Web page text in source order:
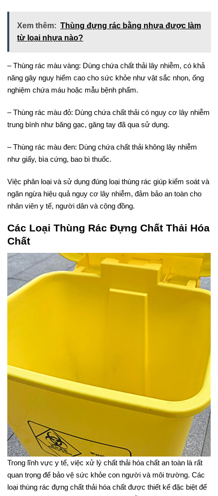
Xem thêm: Thùng đựng rác bằng nhựa được làm
từ loại nhựa nào?
– Thùng rác màu vàng: Dùng chứa chất thải lây nhiễm, có khả
năng gây nguy hiểm cao cho sức khỏe như vật sắc nhọn, ống
nghiệm chứa máu hoặc mẫu bệnh phẩm.
– Thùng rác màu đỏ: Dùng chứa chất thải có nguy cơ lây nhiễm
trung bình như băng gạc, găng tay đã qua sử dụng.
– Thùng rác màu đen: Dùng chứa chất thải không lây nhiễm
như giấy, bìa cứng, bao bì thuốc.
Việc phân loại và sử dụng đúng loại thùng rác giúp kiểm soát và
ngăn ngừa hiệu quả nguy cơ lây nhiễm, đảm bảo an toàn cho
nhân viên y tế, người dân và cộng đồng.
Các Loại Thùng Rác Đựng Chất Thải Hóa
Chất
Trong lĩnh vực y tế, việc xử lý chất thải hóa chất an toàn là rất
quan trọng để bảo vệ sức khỏe con người và môi trường. Các
loại thùng rác đựng chất thải hóa chất được thiết kế đặc biệt để